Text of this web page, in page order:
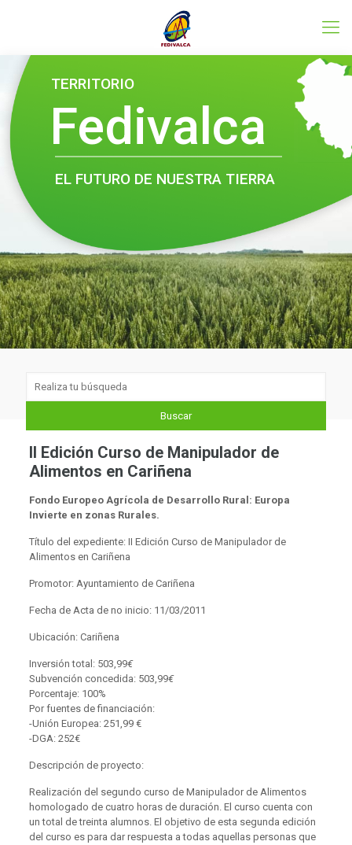
Conoce el programa LEADER
TERRITORIO
Fedivalca
EL FUTURO DE NUESTRA TIERRA
II Edición Curso de Manipulador de
Alimentos en Cariñena
Fondo Europeo Agrícola de Desarrollo Rural: Europa
Invierte en zonas Rurales.
Título del expediente: II Edición Curso de Manipulador de
Alimentos en Cariñena
Promotor: Ayuntamiento de Cariñena
Fecha de Acta de no inicio: 11/03/2011
Ubicación: Cariñena
Inversión total: 503,99€
Subvención concedida: 503,99€
Porcentaje: 100%
Por fuentes de financiación:
-Unión Europea: 251,99 €
-DGA: 252€
Descripción de proyecto:
Realización del segundo curso de Manipulador de Alimentos
homologado de cuatro horas de duración. El curso cuenta con
un total de treinta alumnos. El objetivo de esta segunda edición
del curso es para dar respuesta a todas aquellas personas que